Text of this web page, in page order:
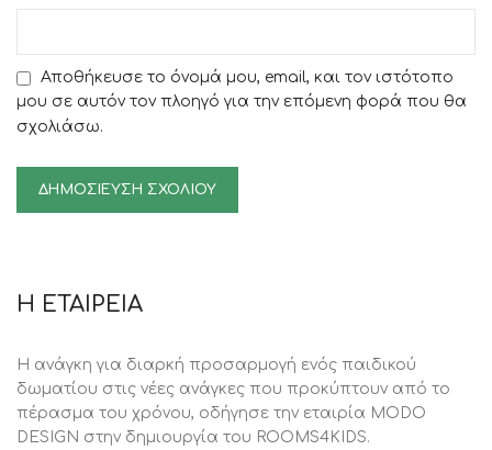
Αποθήκευσε το όνομά μου, email, και τον ιστότοπο
μου σε αυτόν τον πλοηγό για την επόμενη φορά που θα
σχολιάσω.
Η ΕΤΑΙΡΕΙΑ
Η ανάγκη για διαρκή προσαρμογή ενός παιδικού
δωματίου στις νέες ανάγκες που προκύπτουν από το
πέρασμα του χρόνου, oδήγησε την εταιρία MODO
DESIGN στην δημιουργία του ROOMS4KIDS.